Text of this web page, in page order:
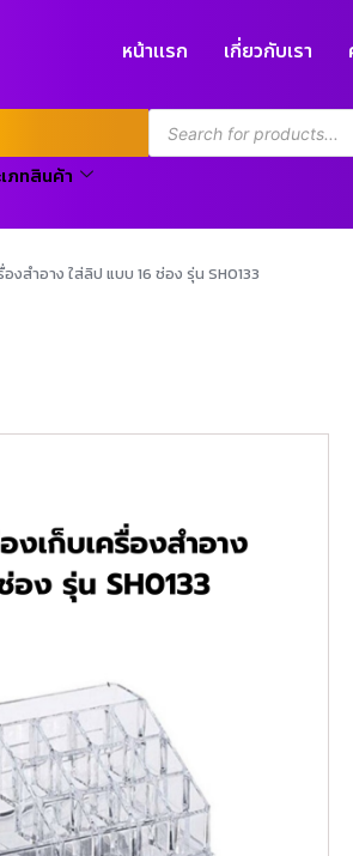
หน้าแรก เกี่ยวกับเรา
ภทสินค้า
งสำอาง ใส่ลิป แบบ 16 ช่อง รุ่น SH0133